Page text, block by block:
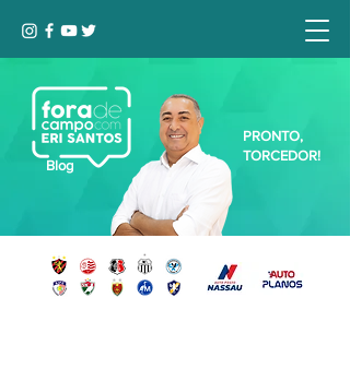
Blog
PRONTO,
TORCEDOR!